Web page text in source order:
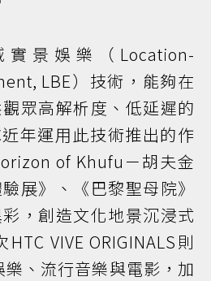
實景娛樂（Location-
LBE）技術，能夠在
眾高解析度、低延遲的
年運用此技術推出的作
of Khufu－胡夫金
展》、《巴黎聖母院》
，創造文化地景沉浸式
VIVE ORIGINALS則
、流行音樂與電影，加